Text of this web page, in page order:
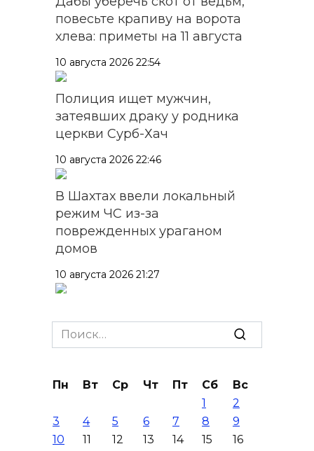
повесьте крапиву на ворота
хлева: приметы на 11 августа
10 августа 2026 22:54
Полиция ищет мужчин,
затеявших драку у родника
церкви Сурб-Хач
10 августа 2026 22:46
В Шахтах ввели локальный
режим ЧС из-за
поврежденных ураганом
домов
10 августа 2026 21:27
начнут курсировать по
донским дорогам до 2030
10 августа 2026 20:51
Три СМИ «Дон-медиа» вошли
в топ-20 самых цитируемых в
Search
for:
Пн Вт Ср Чт Пт Сб
Вс
1
2
3
4 5 6 7 8
9
10
11 12 13 14 15
16